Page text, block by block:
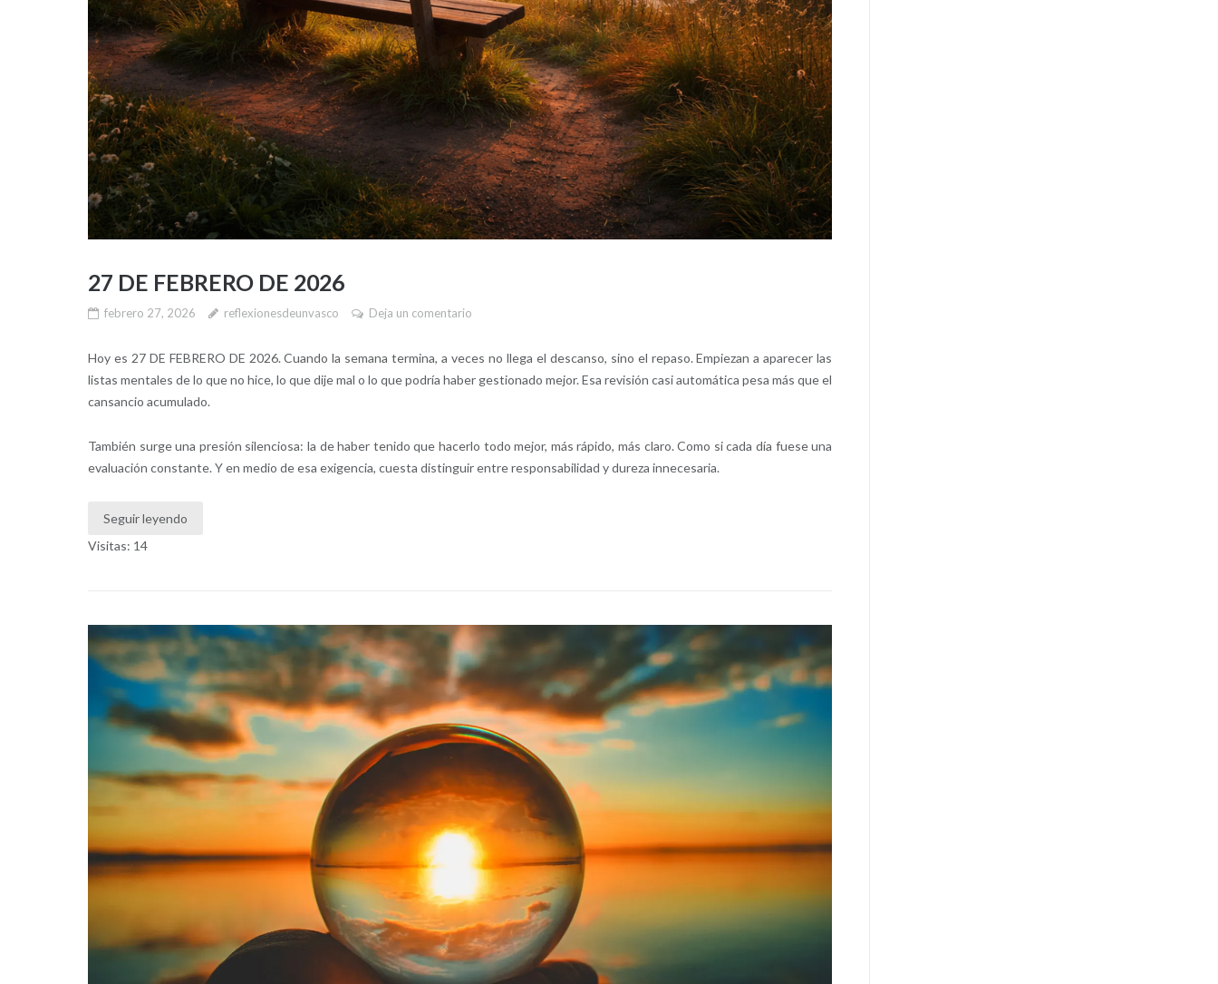
27 DE FEBRERO DE 2026
febrero 27, 2026 reflexionesdeunvasco Deja un comentario
Hoy es 27 DE FEBRERO DE 2026. Cuando la semana termina, a veces no llega el descanso, sino el repaso. Empiezan a aparecer las
listas mentales de lo que no hice, lo que dije mal o lo que podría haber gestionado mejor. Esa revisión casi automática pesa más que el
cansancio acumulado.
También surge una presión silenciosa: la de haber tenido que hacerlo todo mejor, más rápido, más claro. Como si cada día fuese una
evaluación constante. Y en medio de esa exigencia, cuesta distinguir entre responsabilidad y dureza innecesaria.
Seguir leyendo
Visitas: 14